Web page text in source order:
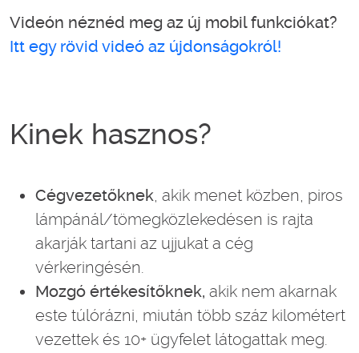
Videón néznéd meg az új mobil funkciókat?
Itt egy rövid videó az újdonságokról!
Kinek hasznos?
Cégvezetőknek, akik menet közben, piros
lámpánál/tömegközlekedésen is rajta
akarják tartani az ujjukat a cég
vérkeringésén.
Mozgó értékesítőknek, akik nem akarnak
este túlórázni, miután több száz kilométert
vezettek és 10+ ügyfelet látogattak meg.